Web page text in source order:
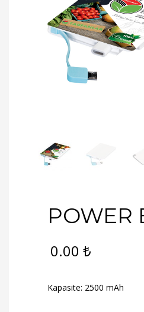
POWER
0.00 ₺
Kapasite: 2500 mAh